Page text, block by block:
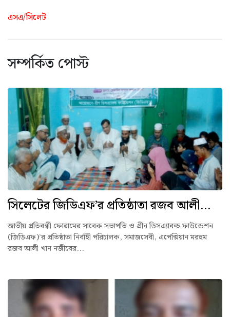
এসএ/সিলেট
সম্পর্কিত পোস্ট
সিলেটের জিডিএফ’র প্রতিষ্ঠাতা রজব আলী...
জাতীয় প্রতিবন্ধী ফোরামের সাবেক সভাপতি ও গ্রীন ডিসএ্যাবল্ড ফাউন্ডেশন
(জিডিএফ)’র প্রতিষ্ঠাতা নির্বাহী পরিচালক, সমাজসেবী, এপেক্সিয়ান মরহুম
রজব আলী খান নজীবের...